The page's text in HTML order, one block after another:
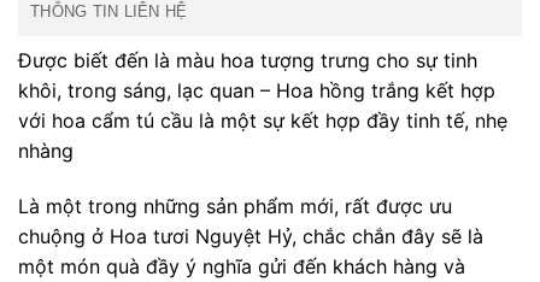
THÔNG TIN LIÊN HỆ
Được biết đến là màu hoa tượng trưng cho sự tinh
khôi, trong sáng, lạc quan – Hoa hồng trắng kết hợp
với hoa cẩm tú cầu là một sự kết hợp đầy tinh tế, nhẹ
nhàng
Là một trong những sản phẩm mới, rất được ưu
chuộng ở Hoa tươi Nguyệt Hỷ, chắc chắn đây sẽ là
một món quà đầy ý nghĩa gửi đến khách hàng và